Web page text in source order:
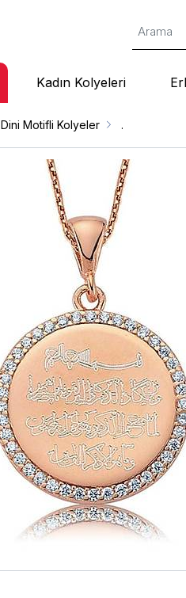
Kadın Kolyeleri
Dini Motifli Kolyeler .